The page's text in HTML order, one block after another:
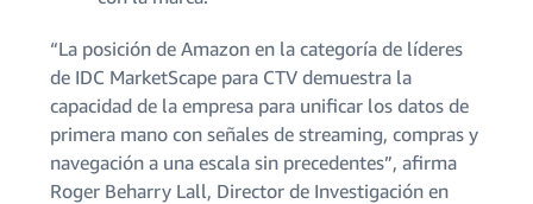
“La posición de Amazon en la categoría de líderes
de IDC MarketScape para CTV demuestra la
capacidad de la empresa para unificar los datos de
primera mano con señales de streaming, compras y
navegación a una escala sin precedentes”, afirma
Roger Beharry Lall, Director de Investigación en